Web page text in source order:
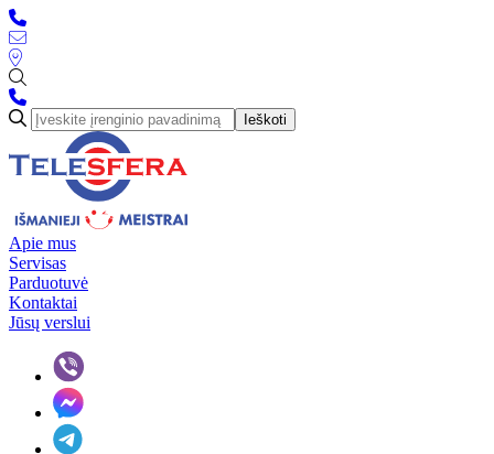
Ieškoti
Apie mus
Servisas
Parduotuvė
Kontaktai
Jūsų verslui